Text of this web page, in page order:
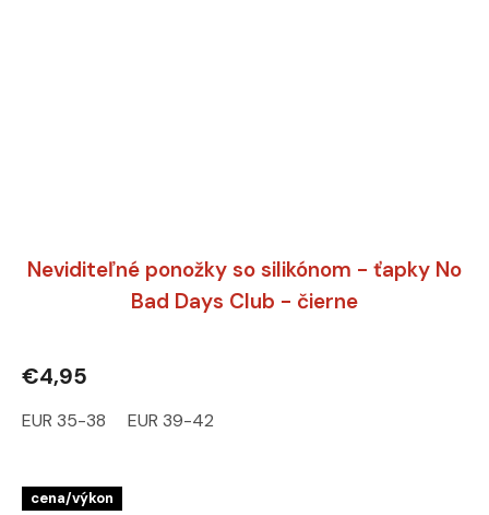
Neviditeľné ponožky so silikónom - ťapky No
Bad Days Club - čierne
€4,95
EUR 35-38 EUR 39-42
cena/výkon